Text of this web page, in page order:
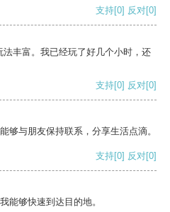
支持[0] 反对[0]
丰富。我已经玩了好几个小时，还
支持[0] 反对[0]
够与朋友保持联系，分享生活点滴。
支持[0] 反对[0]
能够快速到达目的地。